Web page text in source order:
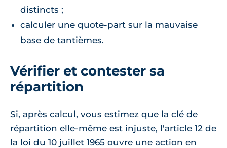
distincts ;
calculer une quote-part sur la mauvaise
base de tantièmes.
Vérifier et contester sa
répartition
Si, après calcul, vous estimez que la clé de
répartition elle-même est injuste, l'article 12 de
la loi du 10 juillet 1965 ouvre une action en